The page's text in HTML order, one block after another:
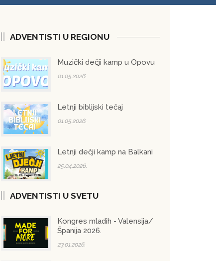
ADVENTISTI U REGIONU
Muzički dečji kamp u Opovu
01.05.2026.
Letnji biblijski tečaj
01.05.2026.
Letnji dečji kamp na Balkani
25.04.2026.
ADVENTISTI U SVETU
Kongres mladih - Valensija/
Španija 2026.
23.01.2026.